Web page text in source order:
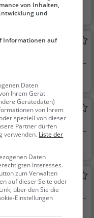
Familie & Kinder,
Natur, See
mit dem Fuß, der
FÜR ALLE!
von Inhalten,
und
Informationen auf
Daten
Ihrem Gerät
Gerätedaten)
von Ihrem
speziell von dieser
Partner dürfen
verwenden. Liste der
Daten
Interesses.
zum Verwalten
auf dieser Seite oder
über den Sie die
Einstellungen